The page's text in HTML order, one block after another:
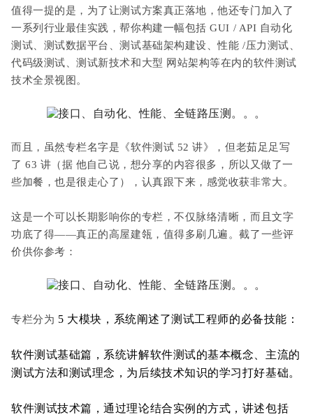
值得一提的是，为了让测试方案真正落地，他还专门加入了
一系列行业最佳实践，帮你构建一幅包括 GUI / API 自动化
测试、测试数据平台、测试基础架构建设、性能 /压力测试、
代码级测试、测试新技术和大型 网站架构等在内的软件测试
技术全景视图。
而且，虽然专栏名字是《软件测试 52 讲》，但老茹足足写
了63 讲（据 他自己说，想分享的内容很多，所以又做了一
些加餐，也是很走心了），认真跟下来，感觉收获非常大。
这是一个可以长期影响你的专栏，不仅脉络清晰，而且文字
功底了得——真正的高屋建瓴，值得多刷几遍。截了一些评
价供你参考：
专栏分为 5 大模块，系统阐述了测试工程师的必备技能：
软件测试基础篇，系统讲解软件测试的基本概念、主流的
测试方法和测试理念，为后续技术知识的学习打好基础。
软件测试技术篇，通过理论结合实例的方式，讲述包括